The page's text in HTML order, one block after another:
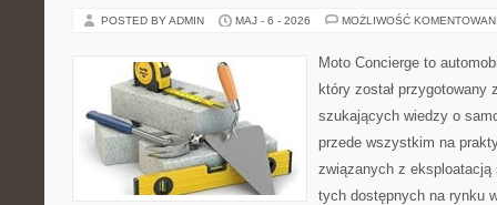
POSTED BY ADMIN MAJ - 6 - 2026 MOŻLIWOŚĆ
Moto Concierge to
który został przygotowany
szukających wiedzy o
przede wszystkim na
związanych z eksploatacją
tych dostępnych na rynku